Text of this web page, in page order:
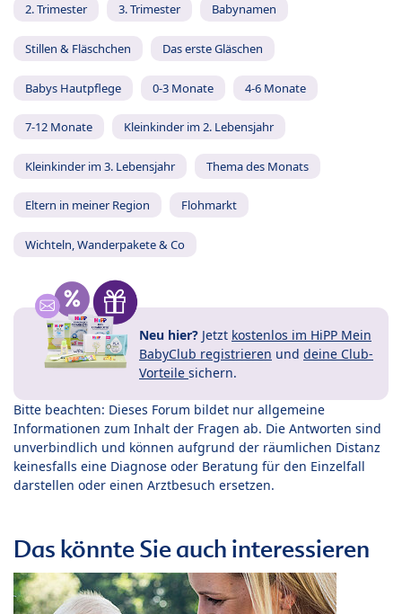
2. Trimester 3. Trimester Babynamen
Stillen & Fläschchen Das erste Gläschen
Babys Hautpflege 0-3 Monate 4-6 Monate
7-12 Monate Kleinkinder im 2. Lebensjahr
Kleinkinder im 3. Lebensjahr Thema des Monats
Eltern in meiner Region Flohmarkt
Wichteln, Wanderpakete & Co
Neu hier? Jetzt kostenlos im HiPP Mein
BabyClub registrieren und deine Club-
Vorteile sichern.
Bitte beachten: Dieses Forum bildet nur allgemeine
Informationen zum Inhalt der Fragen ab. Die Antworten sind
unverbindlich und können aufgrund der räumlichen Distanz
keinesfalls eine Diagnose oder Beratung für den Einzelfall
darstellen oder einen Arztbesuch ersetzen.
Das könnte Sie auch interessieren